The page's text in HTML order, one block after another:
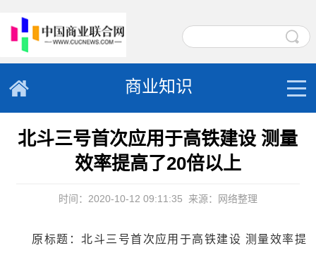
商业知识
北斗三号首次应用于高铁建设 测量
效率提高了20倍以上
时间：2020-10-12 09:11:35 来源：网络整理
原标题：北斗三号首次应用于高铁建设 测量效率提